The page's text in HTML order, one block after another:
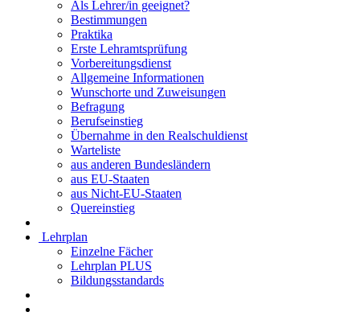
Als Lehrer/in geeignet?
Bestimmungen
Praktika
Erste Lehramtsprüfung
Vorbereitungsdienst
Allgemeine Informationen
Wunschorte und Zuweisungen
Befragung
Berufseinstieg
Übernahme in den Realschuldienst
Warteliste
aus anderen Bundesländern
aus EU-Staaten
aus Nicht-EU-Staaten
Quereinstieg
Lehrplan
Einzelne Fächer
Lehrplan PLUS
Bildungsstandards